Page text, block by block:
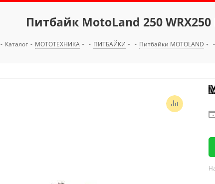
Питбайк MotoLand 250 WRX250
- Каталог - МОТОТЕХНИКА - ПИТБАЙКИ - Питбайки MOTOLAND -